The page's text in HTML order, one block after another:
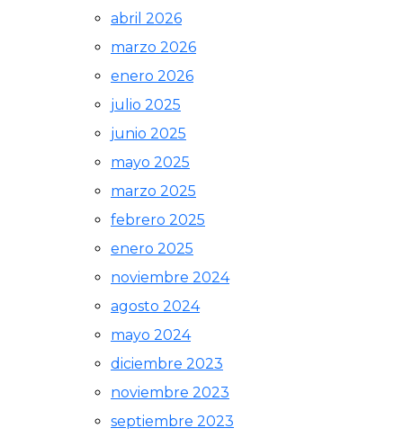
abril 2026
marzo 2026
enero 2026
julio 2025
junio 2025
mayo 2025
marzo 2025
febrero 2025
enero 2025
noviembre 2024
agosto 2024
mayo 2024
diciembre 2023
noviembre 2023
septiembre 2023